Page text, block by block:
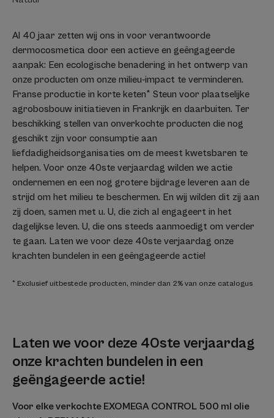
Al 40 jaar zetten wij ons in voor verantwoorde
dermocosmetica door een actieve en geëngageerde
aanpak: Een ecologische benadering in het ontwerp van
onze producten om onze milieu-impact te verminderen.
Franse productie in korte keten* Steun voor plaatselijke
agrobosbouw initiatieven in Frankrijk en daarbuiten. Ter
beschikking stellen van onverkochte producten die nog
geschikt zijn voor consumptie aan
liefdadigheidsorganisaties om de meest kwetsbaren te
helpen. Voor onze 40ste verjaardag wilden we actie
ondernemen en een nog grotere bijdrage leveren aan de
strijd om het milieu te beschermen. En wij wilden dit zij aan
zij doen, samen met u. U, die zich al engageert in het
dagelijkse leven. U, die ons steeds aanmoedigt om verder
te gaan. Laten we voor deze 40ste verjaardag onze
krachten bundelen in een geëngageerde actie!
* Exclusief uitbestede producten, minder dan 2% van onze catalogus
Laten we voor deze 40ste verjaardag
onze krachten bundelen in een
geëngageerde actie!
Voor elke verkochte EXOMEGA CONTROL 500 ml olie